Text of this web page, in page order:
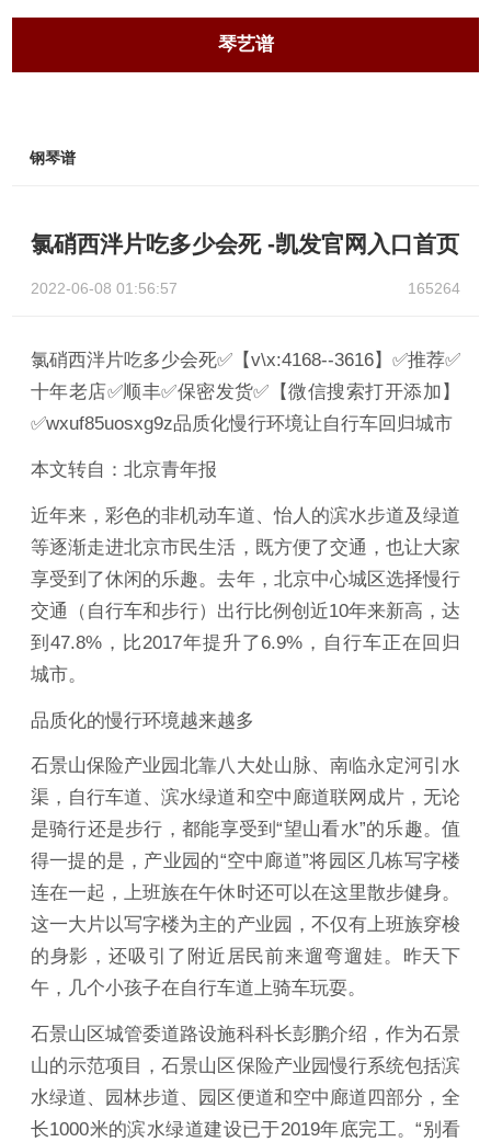
琴艺谱
钢琴谱
氯硝西泮片吃多少会死 -凯发官网入口首页
2022-06-08 01:56:57 165264
氯硝西泮片吃多少会死✅【v\x:4168--3616】✅推荐✅
十年老店✅顺丰✅保密发货✅【微信搜索打开添加】
✅wxuf85uosxg9z品质化慢行环境让自行车回归城市
本文转自：北京青年报
近年来，彩色的非机动车道、怡人的滨水步道及绿道
等逐渐走进北京市民生活，既方便了交通，也让大家
享受到了休闲的乐趣。去年，北京中心城区选择慢行
交通（自行车和步行）出行比例创近10年来新高，达
到47.8%，比2017年提升了6.9%，自行车正在回归
城市。
品质化的慢行环境越来越多
石景山保险产业园北靠八大处山脉、南临永定河引水
渠，自行车道、滨水绿道和空中廊道联网成片，无论
是骑行还是步行，都能享受到“望山看水”的乐趣。值
得一提的是，产业园的“空中廊道”将园区几栋写字楼
连在一起，上班族在午休时还可以在这里散步健身。
这一大片以写字楼为主的产业园，不仅有上班族穿梭
的身影，还吸引了附近居民前来遛弯遛娃。昨天下
午，几个小孩子在自行车道上骑车玩耍。
石景山区城管委道路设施科科长彭鹏介绍，作为石景
山的示范项目，石景山区保险产业园慢行系统包括滨
水绿道、园林步道、园区便道和空中廊道四部分，全
长1000米的滨水绿道建设已于2019年底完工。“别看